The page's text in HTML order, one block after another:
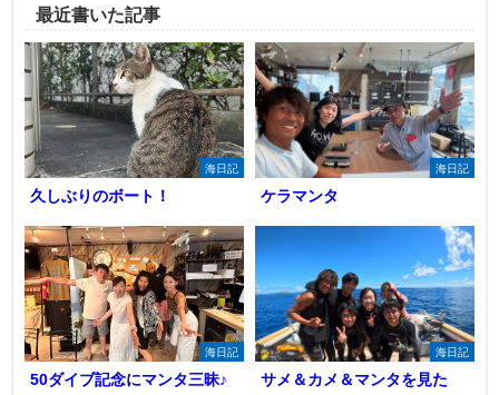
最近書いた記事
海日記
久しぶりのボート！
海日記
ケラマンタ
海日記
50ダイブ記念にマンタ三昧♪
海日記
サメ＆カメ＆マンタを見た